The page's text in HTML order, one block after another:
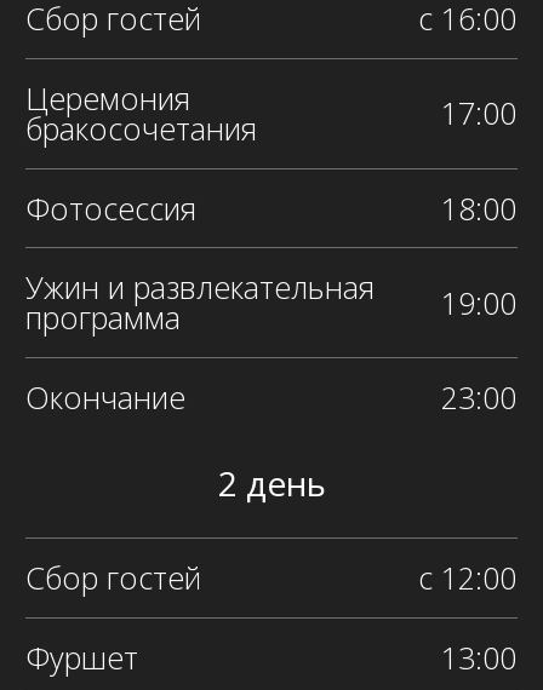
(Здесь может быть любая
Дорогие гости
свадьбу, у нас имеется личный счет в
цветочной галерее «Прима». Вы
можете пополнить наш счет, и весь
ближайший год мы будет радовать
себя цветами с этого счета.